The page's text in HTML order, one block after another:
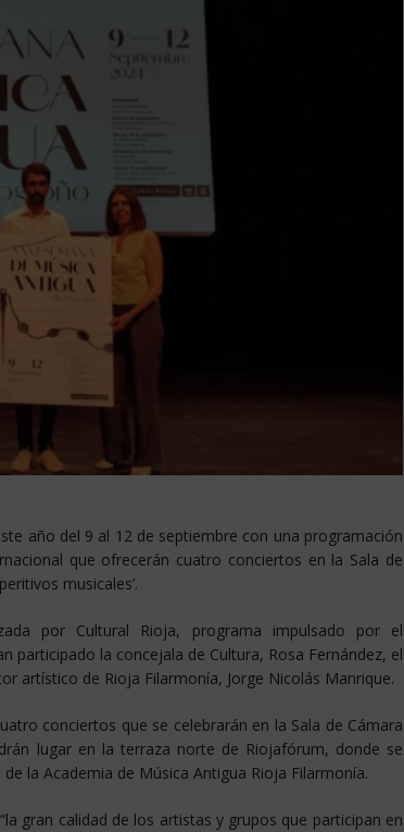
año del 9 al 12 de septiembre con una programación
que ofrecerán cuatro conciertos en la Sala de
musicales’.
por Cultural Rioja, programa impulsado por el
participado la concejala de Cultura, Rosa Fernández, el
artístico de Rioja Filarmonía, Jorge Nicolás Manrique.
conciertos que se celebrarán en la Sala de Cámara
lugar en la terraza norte de Riojafórum, donde se
la Academia de Música Antigua Rioja Filarmonía.
gran calidad de los artistas y grupos que participan en